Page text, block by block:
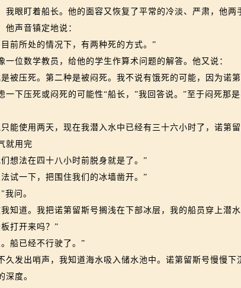
我眼盯着船长。他的面容又恢复了平常的冷淡、严肃，他
他声音镇定地说：
所处的情况下，有两种死的方式。”
位数学教员，给他的学生作算术问题的解答。他又说：
压死。第二种是被闷死。我不说有饿死的可能，因为诺第
一下压死或闷死的可能性“船长，”我回答说。”至于闷死那
使用两天，现在我潜入水中已经有三十六小时了，诺第
就用完
法在四十八小时前脱身就是了。”
一下，把围住我们的冰墙凿开。”
问。
道。我把诺第留斯号搁浅在下部冰层，我的船员穿上潜水
打开来吗？”
已经不行驶了。”
发出哨声，我知道海水吸入储水池中。诺第留斯号慢慢下
深度。